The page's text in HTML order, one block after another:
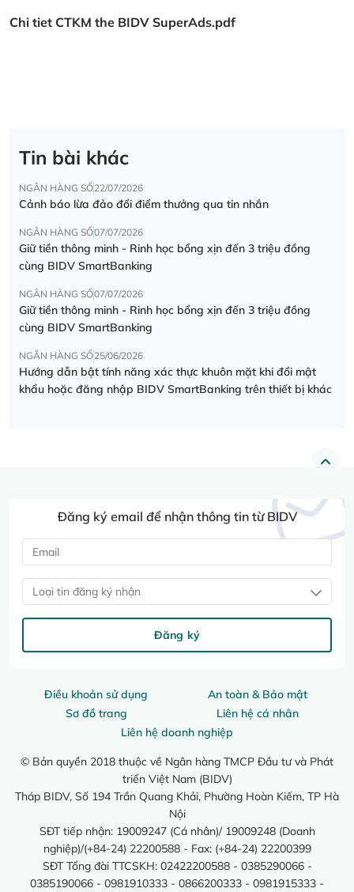
Chi tiet CTKM the BIDV SuperAds.pdf
Tin bài khác
NGÂN HÀNG SỐ22/07/2026
Cảnh báo lừa đảo đổi điểm thưởng qua tin nhắn
NGÂN HÀNG SỐ07/07/2026
Giữ tiền thông minh - Rinh học bổng xịn đến 3 triệu đồng
cùng BIDV SmartBanking
NGÂN HÀNG SỐ07/07/2026
Giữ tiền thông minh - Rinh học bổng xịn đến 3 triệu đồng
cùng BIDV SmartBanking
NGÂN HÀNG SỐ25/06/2026
Hướng dẫn bật tính năng xác thực khuôn mặt khi đổi mật
khẩu hoặc đăng nhập BIDV SmartBanking trên thiết bị khác
Điều khoản sử dụng
An toàn & Bảo mật
Sơ đồ trang
Liên hệ cá nhân
Liên hệ doanh nghiệp
© Bản quyền 2018 thuộc về Ngân hàng TMCP Đầu tư và Phát
triển Việt Nam (BIDV)
Tháp BIDV, Số 194 Trần Quang Khải, Phường Hoàn Kiếm, TP Hà
Nội
SĐT tiếp nhận: 19009247 (Cá nhân)/ 19009248 (Doanh
nghiệp)/(+84-24) 22200588 - Fax: (+84-24) 22200399
SĐT Tổng đài TTCSKH: 02422200588 - 0385290066 -
0385190066 - 0981910333 - 0866200333 - 0981915333 -
Đăng ký email để nhận thông tin từ BIDV
Loại tin đăng ký nhận
Đăng ký